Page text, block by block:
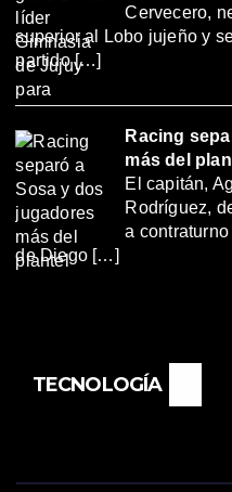
Cervecero,
superior al Lobo jujeño y
partido […]
Racing
más del
El capitán,
Rodríguez,
a
de Diego […]
TECNOLOGÍA